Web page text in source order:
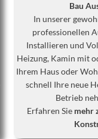
Bau
In unserer
professionellen
Installieren und
Heizung, Kamin mit
Ihrem Haus oder
schnell Ihre neue
Betrieb
Erfahren Sie mehr